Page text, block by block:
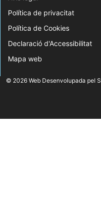
Política de privacitat
Política de Cookies
Declaració d'Accessibilitat
Mapa web
© 2026 Web Desenvolupada pel